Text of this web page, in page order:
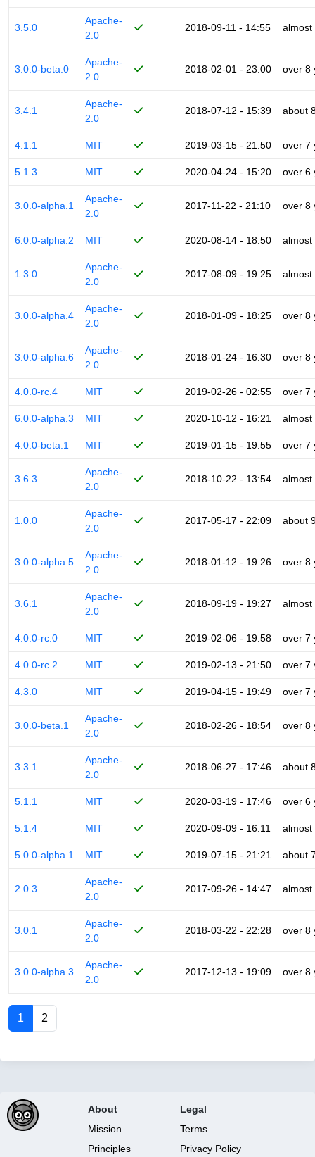
3.5.0
Apache-
2.0
2018-09-11 - 14:55 almost
3.0.0-beta.0
Apache-
2.0
2018-02-01 - 23:00 over 8
3.4.1
Apache-
2.0
2018-07-12 - 15:39 about
4.1.1 MIT 2019-03-15 - 21:50 over 7
5.1.3 MIT 2020-04-24 - 15:20 over 6
3.0.0-alpha.1
Apache-
2.0
2017-11-22 - 21:10 over 8
6.0.0-alpha.2 MIT 2020-08-14 - 18:50 almost
1.3.0
Apache-
2.0
2017-08-09 - 19:25 almost
3.0.0-alpha.4
Apache-
2.0
2018-01-09 - 18:25 over 8
3.0.0-alpha.6
Apache-
2.0
2018-01-24 - 16:30 over 8
4.0.0-rc.4 MIT 2019-02-26 - 02:55 over 7
6.0.0-alpha.3 MIT 2020-10-12 - 16:21 almost
4.0.0-beta.1 MIT 2019-01-15 - 19:55 over 7
3.6.3
Apache-
2.0
2018-10-22 - 13:54 almost
1.0.0
Apache-
2.0
2017-05-17 - 22:09 about
3.0.0-alpha.5
Apache-
2.0
2018-01-12 - 19:26 over 8
3.6.1
Apache-
2.0
2018-09-19 - 19:27 almost
4.0.0-rc.0 MIT 2019-02-06 - 19:58 over 7
4.0.0-rc.2 MIT 2019-02-13 - 21:50 over 7
4.3.0 MIT 2019-04-15 - 19:49 over 7
3.0.0-beta.1
Apache-
2.0
2018-02-26 - 18:54 over 8
3.3.1
Apache-
2.0
2018-06-27 - 17:46 about
5.1.1 MIT 2020-03-19 - 17:46 over 6
5.1.4 MIT 2020-09-09 - 16:11 almost
5.0.0-alpha.1 MIT 2019-07-15 - 21:21 about
2.0.3
Apache-
2.0
2017-09-26 - 14:47 almost
3.0.1
Apache-
2.0
2018-03-22 - 22:28 over 8
3.0.0-alpha.3
Apache-
2.0
2017-12-13 - 19:09 over 8
1 2
About
Mission
Principles
Legal
Terms
Privacy Policy